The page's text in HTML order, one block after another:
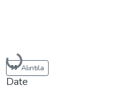
Loading...
Alıntıla
Date